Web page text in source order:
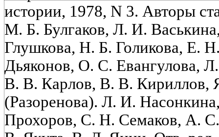
истории, 1978, N 3. Авторы
М. Б. Булгаков, Л. И.
Глушкова, Н. Б. Голикова, Е.
Дьяконов, О. С. Евангулова,
В. В. Карлов, В. В. Кириллов,
(Разоренова). Л. И.
Прохоров, С. Н. Семаков, А.